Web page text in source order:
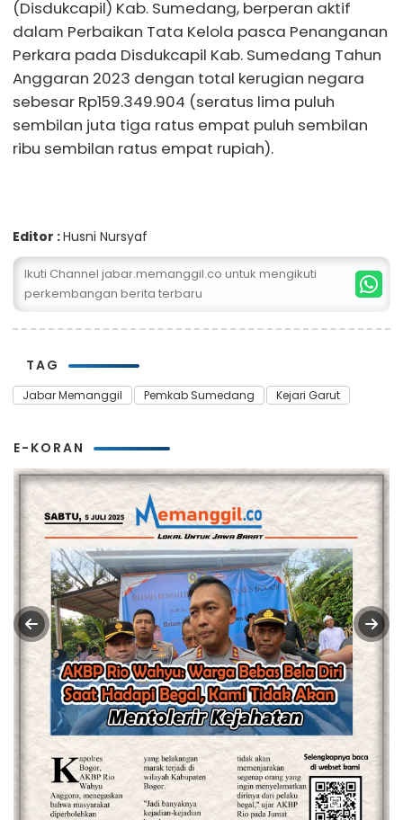
(Disdukcapil) Kab. Sumedang, berperan aktif
dalam Perbaikan Tata Kelola pasca Penanganan
Perkara pada Disdukcapil Kab. Sumedang Tahun
Anggaran 2023 dengan total kerugian negara
sebesar Rp159.349.904 (seratus lima puluh
sembilan juta tiga ratus empat puluh sembilan
ribu sembilan ratus empat rupiah).
Editor :Husni Nursyaf
Ikuti Channel jabar.memanggil.co untuk mengikuti
perkembangan berita terbaru
TAG
Jabar Memanggil Pemkab Sumedang Kejari Garut
E-KORAN